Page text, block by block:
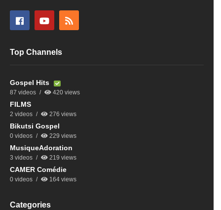
Top Channels
Gospel Hits
87 videos 420 views
FILMS
2 videos 276 views
Bikutsi Gospel
0 videos 229 views
MusiqueAdoration
3 videos 219 views
CAMER Comédie
0 videos 164 views
Categories